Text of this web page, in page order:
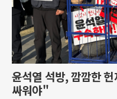
윤석열 석방, 깜깜한
싸워야"